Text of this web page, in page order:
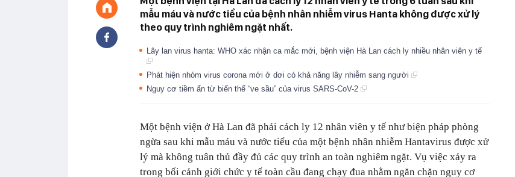
mẫu máu và nước tiểu của bệnh nhân nhiễm virus Hanta không được xử lý
theo quy trình nghiêm ngặt nhất.
Lây lan virus hanta: WHO xác nhận ca mắc mới, bệnh viện Hà Lan cách ly nhiều nhân viên y tế
Phát hiện nhóm virus corona mới ở dơi có khả năng lây nhiễm sang người
Nguy cơ tiềm ẩn từ biến thể “ve sầu” của virus SARS-CoV-2
Một bệnh viện ở Hà Lan đã phải cách ly 12 nhân viên y tế như biện pháp phòng
ngừa sau khi mẫu máu và nước tiểu của một bệnh nhân nhiễm Hantavirus được xử
lý mà không tuân thủ đầy đủ các quy trình an toàn nghiêm ngặt. Vụ việc xảy ra
trong bối cảnh giới chức y tế toàn cầu đang chạy đua nhằm ngăn chặn nguy cơ